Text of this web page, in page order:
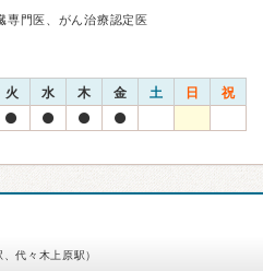
専門医、がん治療認定医
火 水 木 金 土 日 祝
代々木上原駅）